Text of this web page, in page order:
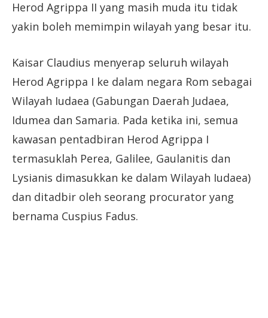
Herod Agrippa II yang masih muda itu tidak
yakin boleh memimpin wilayah yang besar itu.
Kaisar Claudius menyerap seluruh wilayah
Herod Agrippa I ke dalam negara Rom sebagai
Wilayah Iudaea (Gabungan Daerah Judaea,
Idumea dan Samaria. Pada ketika ini, semua
kawasan pentadbiran Herod Agrippa I
termasuklah Perea, Galilee, Gaulanitis dan
Lysianis dimasukkan ke dalam Wilayah Iudaea)
dan ditadbir oleh seorang procurator yang
bernama Cuspius Fadus.